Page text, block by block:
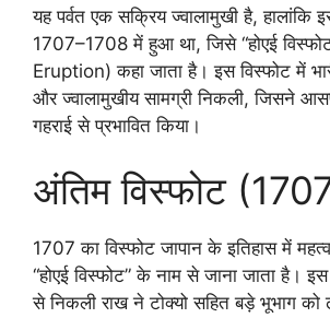
यह पर्वत एक सक्रिय ज्वालामुखी है, हालांकि
1707–1708 में हुआ था, जिसे “होएई
Eruption) कहा जाता है। इस विस्फोट में
और ज्वालामुखीय सामग्री निकली, जिसने
गहराई से प्रभावित किया।
अंतिम विस्फोट
1707 का विस्फोट जापान के इतिहास में
“होएई विस्फोट” के नाम से जाना जाता है।
से निकली राख ने टोक्यो सहित बड़े भूभाग को